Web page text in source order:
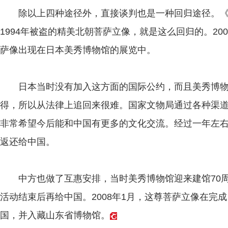
除以上四种途径外，直接谈判也是一种回归途径。
1994年被盗的精美北朝菩萨立像，就是这么回归的。
萨像出现在日本美秀博物馆的展览中。
日本当时没有加入这方面的国际公约，而且美秀博
得，所以从法律上追回来很难。国家文物局通过各种渠
非常希望今后能和中国有更多的文化交流。经过一年左
返还给中国。
中方也做了互惠安排，当时美秀博物馆迎来建馆70
活动结束后再给中国。2008年1月，这尊菩萨立像在完
国，并入藏山东省博物馆。